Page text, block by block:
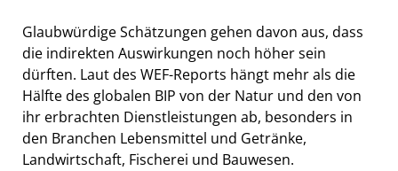
Glaubwürdige Schätzungen gehen davon aus, dass
die indirekten Auswirkungen noch höher sein
dürften. Laut des WEF-Reports hängt mehr als die
Hälfte des globalen BIP von der Natur und den von
ihr erbrachten Dienstleistungen ab, besonders in
den Branchen Lebensmittel und Getränke,
Landwirtschaft, Fischerei und Bauwesen.